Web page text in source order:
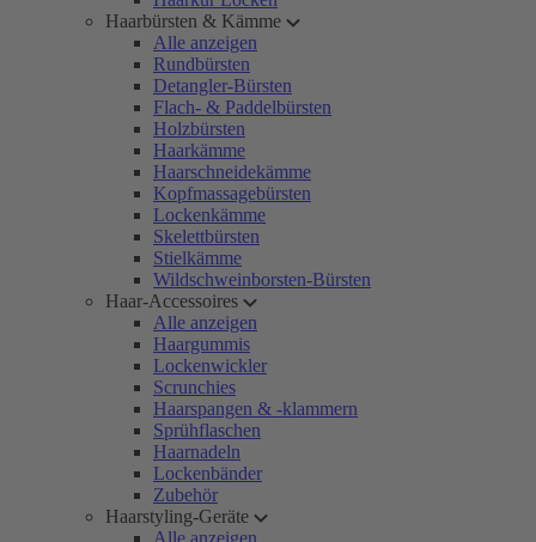
Haarbürsten & Kämme
Alle anzeigen
Rundbürsten
Detangler-Bürsten
Flach- & Paddelbürsten
Holzbürsten
Haarkämme
Haarschneidekämme
Kopfmassagebürsten
Lockenkämme
Skelettbürsten
Stielkämme
Wildschweinborsten-Bürsten
Haar-Accessoires
Alle anzeigen
Haargummis
Lockenwickler
Scrunchies
Haarspangen & -klammern
Sprühflaschen
Haarnadeln
Lockenbänder
Zubehör
Haarstyling-Geräte
Alle anzeigen